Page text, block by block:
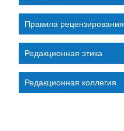
Правила рецензирования
Редакционная этика
Редакционная коллегия